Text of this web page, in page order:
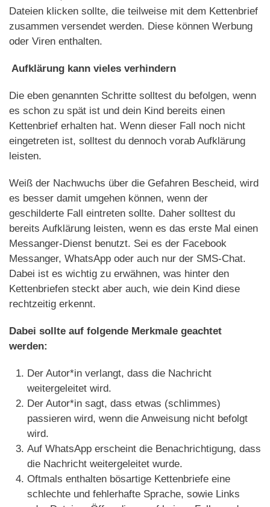
Dateien klicken sollte, die teilweise mit dem Kettenbrief
zusammen versendet werden. Diese können Werbung
oder Viren enthalten.
Aufklärung kann vieles verhindern
Die eben genannten Schritte solltest du befolgen, wenn
es schon zu spät ist und dein Kind bereits einen
Kettenbrief erhalten hat. Wenn dieser Fall noch nicht
eingetreten ist, solltest du dennoch vorab Aufklärung
leisten.
Weiß der Nachwuchs über die Gefahren Bescheid, wird
es besser damit umgehen können, wenn der
geschilderte Fall eintreten sollte. Daher solltest du
bereits Aufklärung leisten, wenn es das erste Mal einen
Messanger-Dienst benutzt. Sei es der Facebook
Messanger, WhatsApp oder auch nur der SMS-Chat.
Dabei ist es wichtig zu erwähnen, was hinter den
Kettenbriefen steckt aber auch, wie dein Kind diese
rechtzeitig erkennt.
Dabei sollte auf folgende Merkmale geachtet
werden:
Der Autor*in verlangt, dass die Nachricht
weitergeleitet wird.
Der Autor*in sagt, dass etwas (schlimmes)
passieren wird, wenn die Anweisung nicht befolgt
wird.
Auf WhatsApp erscheint die Benachrichtigung, dass
die Nachricht weitergeleitet wurde.
Oftmals enthalten bösartige Kettenbriefe eine
schlechte und fehlerhafte Sprache, sowie Links